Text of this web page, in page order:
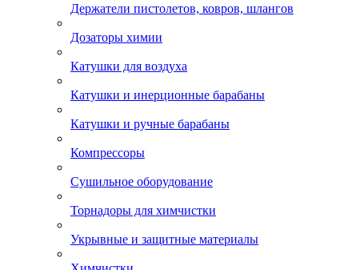
Держатели пистолетов, ковров, шлангов
Дозаторы химии
Катушки для воздуха
Катушки и инерционные барабаны
Катушки и ручные барабаны
Компрессоры
Сушильное оборудование
Торнадоры для химчистки
Укрывные и защитные материалы